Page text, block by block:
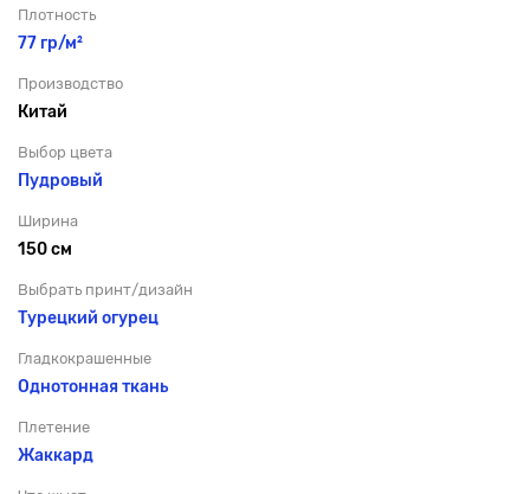
Плотность
77 гр/м²
Производство
Китай
Выбор цвета
Пудровый
Ширина
150 см
Выбрать принт/дизайн
Турецкий огурец
Гладкокрашенные
Однотонная ткань
Плетение
Жаккард